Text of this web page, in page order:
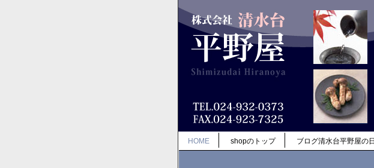
HOME shopのトップ ブログ清水台平野屋の